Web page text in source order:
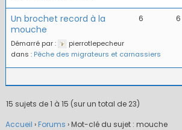
Un brochet record à la
mouche
Démarré par :
pierrotlepecheur
dans : Pêche des migrateurs et carnassiers
6 6
15 sujets de 1 à 15 (sur un total de 23)
Accueil › Forums ›Mot-clé du sujet : mouche